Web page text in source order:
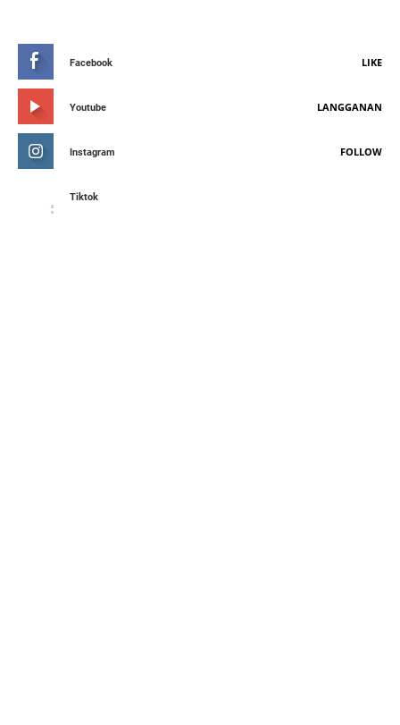
Facebook LIKE
Youtube LANGGANAN
Instagram FOLLOW
Tiktok